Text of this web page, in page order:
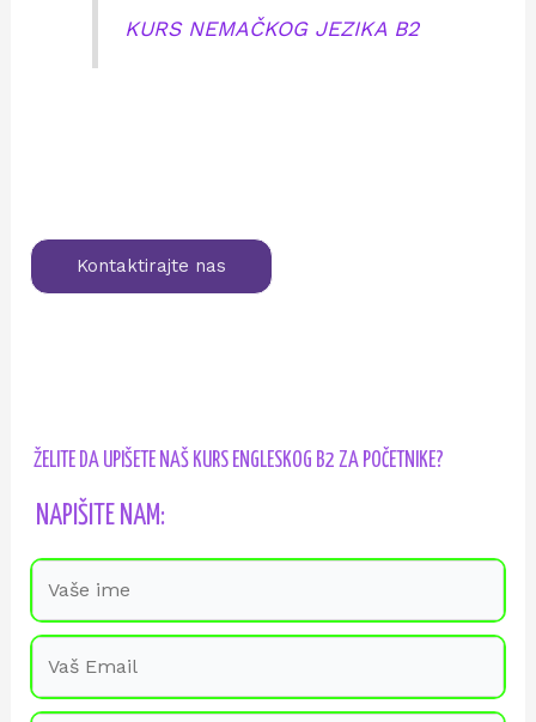
KURS NEMAČKOG JEZIKA B2
Kontaktirajte nas
ŽELITE DA UPIŠETE NAŠ KURS ENGLESKOG B2 ZA POČETNIKE?
NAPIŠITE NAM: